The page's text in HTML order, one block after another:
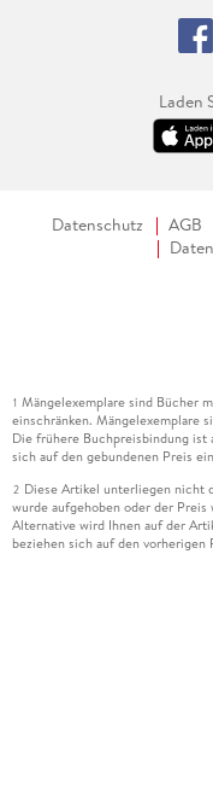
Laden
Datenschutz AGB
1 Mängelexemplare sind Bücher
einschränken. Mängelexemplare
Die frühere Buchpreisbindung ist
sich auf den gebundenen Preis
2 Diese Artikel unterliegen nicht
wurde aufgehoben oder der
Alternative wird Ihnen auf der
beziehen sich auf den vorherigen